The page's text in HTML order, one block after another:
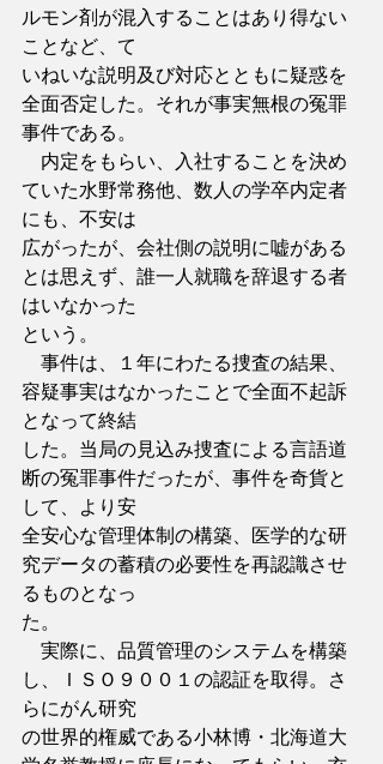
ルモン剤が混入することはあり得ない
ことなど、て
いねいな説明及び対応とともに疑惑を
全面否定した。それが事実無根の冤罪
事件である。
内定をもらい、入社することを決め
ていた水野常務他、数人の学卒内定者
にも、不安は
広がったが、会社側の説明に嘘がある
とは思えず、誰一人就職を辞退する者
はいなかった
という。
事件は、１年にわたる捜査の結果、
容疑事実はなかったことで全面不起訴
となって終結
した。当局の見込み捜査による言語道
断の冤罪事件だったが、事件を奇貨と
して、より安
全安心な管理体制の構築、医学的な研
究データの蓄積の必要性を再認識させ
るものとなっ
た。
実際に、品質管理のシステムを構築
し、ＩＳＯ９００１の認証を取得。さ
らにがん研究
の世界的権威である小林博・北海道大